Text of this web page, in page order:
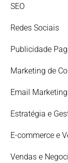
SEO
Redes Sociais
Publicidade
Marketing de
Email
Estratégia e
E-commerce e
Vendas e